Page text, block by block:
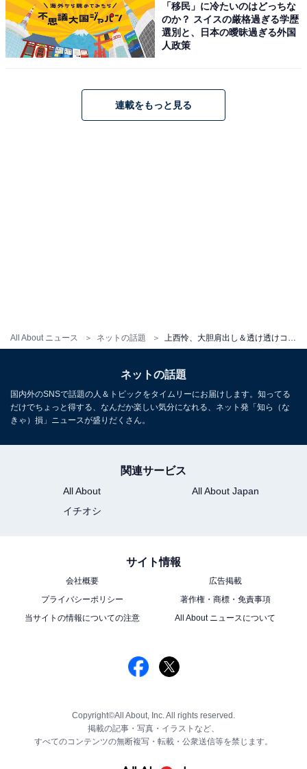
All About ニュース ネットの話題
「移民」に冷たいのはどっちな
のか？ スイスの厳格過ぎる学歴
選別と、日本の曖昧過ぎる外国
人政策
連載をもっと見る
ネットの話題
国内外のSNSで話題の人＆トピックをタイムリーにお届けします。知ってる
だけでちょっと得する、なんだか楽しい気分になれる、ネット発「知ら（な
きゃ）損」ニュースが盛りだくさん。
関連サービス
All About
All About Japan
イチオシ
サイト情報
会社概要
広告掲載
プライバシーポリシー
著作権・商標・免責事項
当サイトの情報についての注意
All About ニュースについて
Copyright©All About, Inc. All rights reserved.
掲載の記事・写真・イラストなど、
すべてのコンテンツの無断複写・転載・公衆送信等を禁じます。